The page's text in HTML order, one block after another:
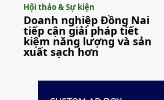
Hội thảo & Sự kiện
Doanh nghiệp Đồng Nai
tiếp cận giải pháp tiết
kiệm năng lượng và sản
xuất sạch hơn